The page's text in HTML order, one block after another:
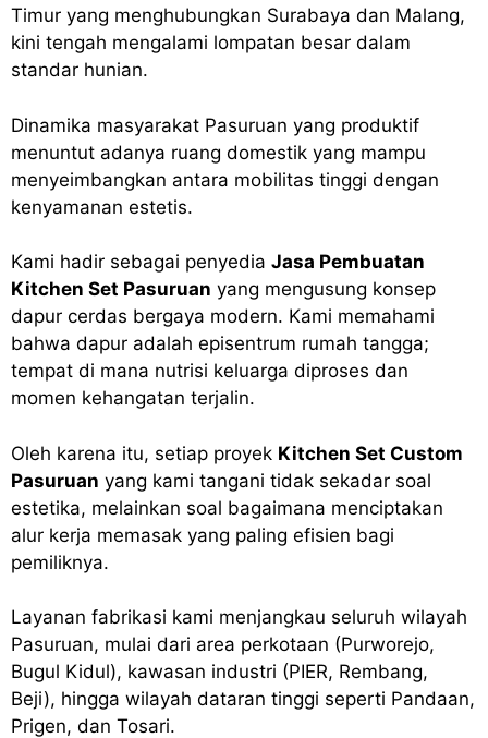
Timur yang menghubungkan Surabaya dan Malang,
kini tengah mengalami lompatan besar dalam
standar hunian.
Dinamika masyarakat Pasuruan yang produktif
menuntut adanya ruang domestik yang mampu
menyeimbangkan antara mobilitas tinggi dengan
kenyamanan estetis.
Kami hadir sebagai penyedia Jasa Pembuatan
Kitchen Set Pasuruan yang mengusung konsep
dapur cerdas bergaya modern. Kami memahami
bahwa dapur adalah episentrum rumah tangga;
tempat di mana nutrisi keluarga diproses dan
momen kehangatan terjalin.
Oleh karena itu, setiap proyek Kitchen Set Custom
Pasuruan yang kami tangani tidak sekadar soal
estetika, melainkan soal bagaimana menciptakan
alur kerja memasak yang paling efisien bagi
pemiliknya.
Layanan fabrikasi kami menjangkau seluruh wilayah
Pasuruan, mulai dari area perkotaan (Purworejo,
Bugul Kidul), kawasan industri (PIER, Rembang,
Beji), hingga wilayah dataran tinggi seperti Pandaan,
Prigen, dan Tosari.